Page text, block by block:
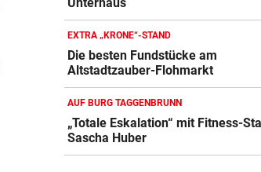
EXTRA „KRONE“-STAND
Die besten Fundstücke am
Altstadtzauber-Flohmarkt
AUF BURG TAGGENBRUNN
„Totale Eskalation“ mit Fitness-
Sascha Huber